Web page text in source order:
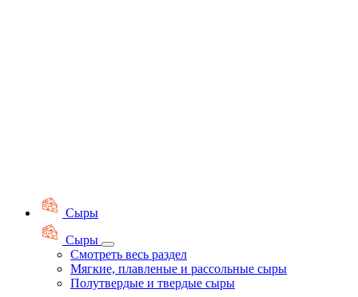
Сыры
Сыры
Смотреть весь раздел
Мягкие, плавленые и рассольные сыры
Полутвердые и твердые сыры